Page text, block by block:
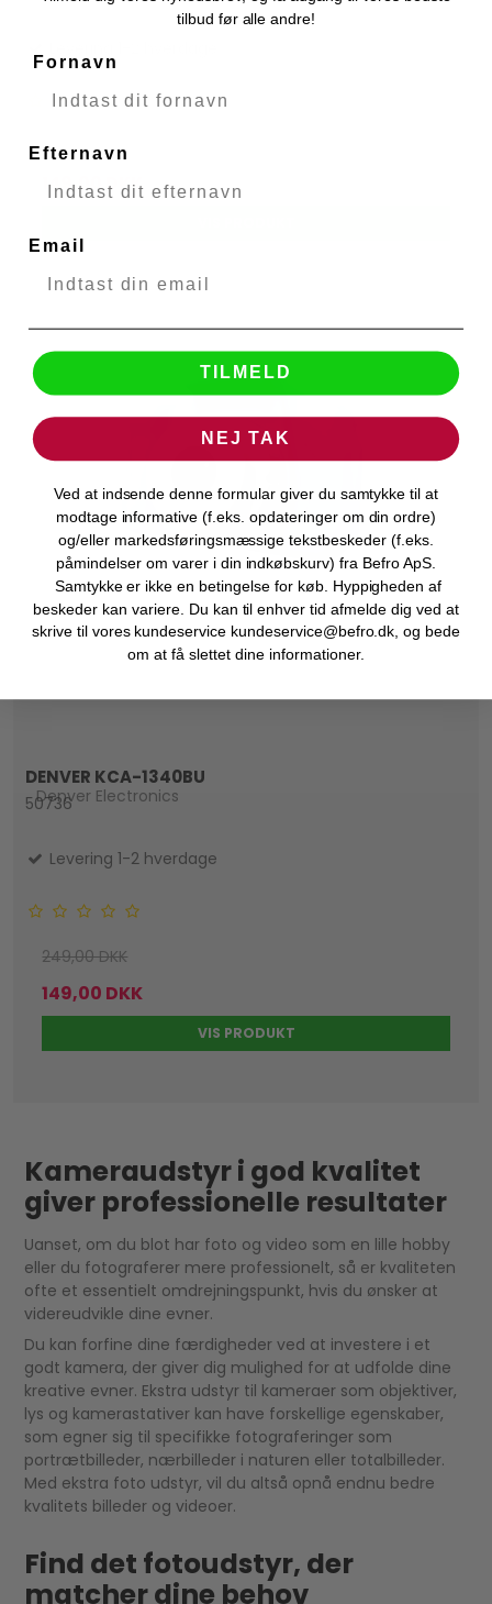
249,00 DKK
149,00 DKK
DENVER KCA-1340BU
Denver Electronics
50736
Levering 1-2 hverdage
249,00 DKK
149,00 DKK
VIS PRODUKT
Kameraudstyr i god kvalitet
giver professionelle resultater
Uanset, om du blot har foto og video som en lille hobby
eller du fotograferer mere professionelt, så er kvaliteten
ofte et essentielt omdrejningspunkt, hvis du ønsker at
videreudvikle dine evner.
Du kan forfine dine færdigheder ved at investere i et
godt kamera, der giver dig mulighed for at udfolde dine
kreative evner. Ekstra udstyr til kameraer som objektiver,
lys og kamerastativer kan have forskellige egenskaber,
som egner sig til specifikke fotograferinger som
portrætbilleder, nærbilleder i naturen eller totalbilleder.
Med ekstra foto udstyr, vil du altså opnå endnu bedre
kvalitets billeder og videoer.
Find det fotoudstyr, der
matcher dine behov
tilbud før alle andre!
Fornavn
Efternavn
Email
TILMELD
NEJ TAK
Ved at indsende denne formular giver du samtykke til at
modtage informative (f.eks. opdateringer om din ordre)
og/eller markedsføringsmæssige tekstbeskeder (f.eks.
påmindelser om varer i din indkøbskurv) fra Befro ApS.
Samtykke er ikke en betingelse for køb. Hyppigheden af
beskeder kan variere. Du kan til enhver tid afmelde dig ved at
skrive til vores kundeservice kundeservice@befro.dk, og bede
om at få slettet dine informationer.